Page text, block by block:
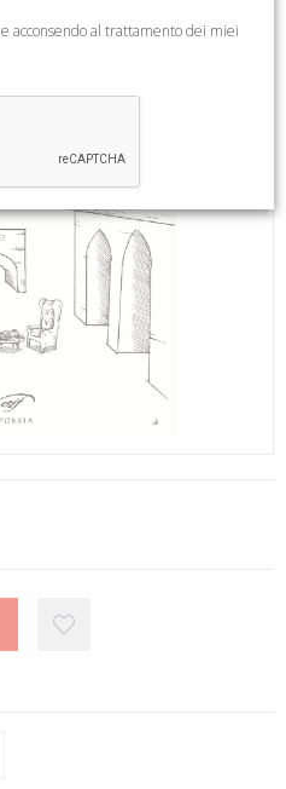
e acconsendo al trattamento dei miei